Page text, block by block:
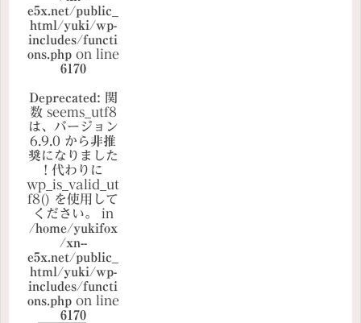
e5x.net/public_
html/yuki/wp-
includes/functi
ons.phpon line
6170
Deprecated: 関
数 seems_utf8
は、バージョン
6.9.0 から非推
奨になりました
! 代わりに
wp_is_valid_ut
f8() を使用して
ください。 in
/home/yukifox
/xn--
e5x.net/public_
html/yuki/wp-
includes/functi
ons.phpon line
6170